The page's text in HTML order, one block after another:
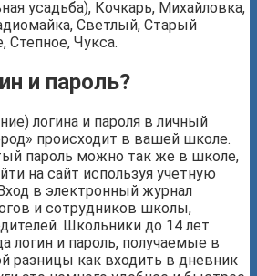
усадьба), Кочкарь, Михайловка,
Светлый, Старый
Степное, Чукса.
и пароль?
логина и пароля в личный
происходит в вашей школе.
пароль можно так же в школе,
на сайт используя учетную
в электронный журнал
и сотрудников школы,
Школьники до 14 лет
логин и пароль, получаемые в
разницы как входить в дневник